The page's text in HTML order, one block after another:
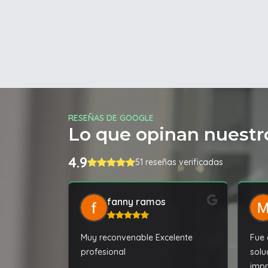
RESEÑAS DE GOOGLE
Lo que opinan
4.9 51 reseñas verificadas
fanny ramos
Muy reconvenable Excelente
profesional
Fue